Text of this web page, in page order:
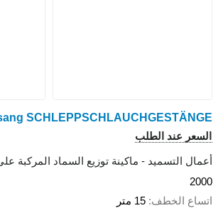
SCHLEPPSCHLAUCHGESTÄNGE
السعر عند الطلب
أعمال التسميد - ماكينة توزيع السماد المركبة
2000
اتساع الخطف 15 متر